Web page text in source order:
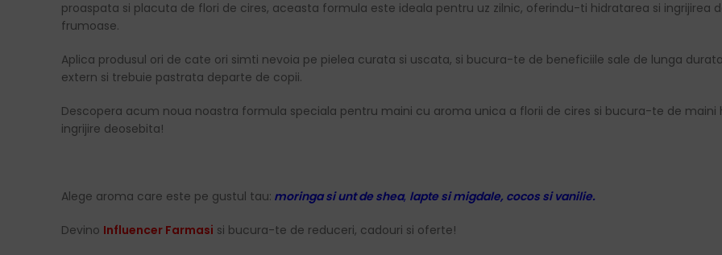
proaspata si placuta de flori de cires, aceasta formula este ideala pentru uz zilnic, oferindu-ti hidratarea si ingrijirea
frumoase.
Aplica produsul ori de cate ori simti nevoia pe pielea curata si uscata, si bucura-te de beneficiile sale de lunga
extern si trebuie pastrata departe de copii.
Descopera acum noua noastra formula speciala pentru maini cu aroma unica a florii de cires si bucura-te de
ingrijire deosebita!
Alege aroma care este pe gustul tau: moringa si unt de shea, lapte si migdale, cocos si vanilie.
Devino Influencer Farmasi si bucura-te de reduceri, cadouri si oferte!